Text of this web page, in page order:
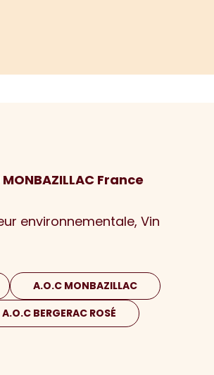
France
environnementale Vin
A.O.C MONBAZILLAC
A.O.C BERGERAC ROSÉ